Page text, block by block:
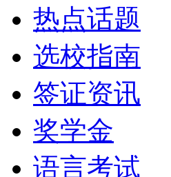
热点话题
选校指南
签证资讯
奖学金
语言考试